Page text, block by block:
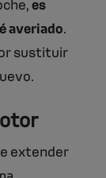
es
averiado.
sustituir
extender